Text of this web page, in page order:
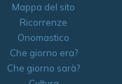
Mappa del sito
Ricorrenze
Onomastico
Che giorno era?
Che giorno sarà?